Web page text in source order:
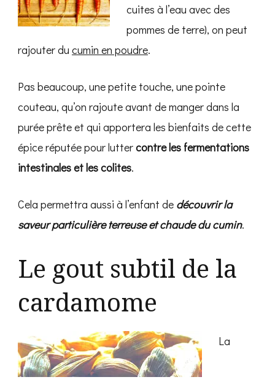
cuites à l’eau avec des
pommes de terre), on peut
rajouter du cumin en poudre.
Pas beaucoup, une petite touche, une pointe
couteau, qu’on rajoute avant de manger dans la
purée prête et qui apportera les bienfaits de cette
épice réputée pour luttercontre les fermentations
intestinales et les colites.
Cela permettra aussi à l’enfant de découvrir la
saveur particulière terreuse et chaude du cumin.
Le gout subtil de la
cardamome
La